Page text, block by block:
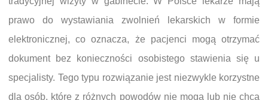
prawo do wystawiania zwolnień lekarskich w formie
elektronicznej, co oznacza, że pacjenci mogą otrzymać
dokument bez konieczności osobistego stawienia się u
specjalisty. Tego typu rozwiązanie jest niezwykle korzystne
dla osób, które z różnych powodów nie mogą lub nie chcą